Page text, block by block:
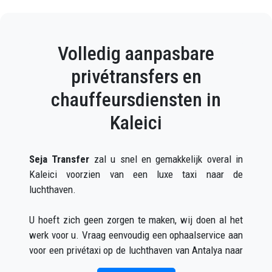
Termessos willen zien, die hier slechts 35 kilometer
vandaan ligt. u kunt het bereiken met uw auto of
privétransfer.
Antalya Kaleici-jachthaven
was de jachthaven een van de belangrijkste handels-
en handelshavens van de Middellandse Zee tijdens
de Byzantijnse periode. Nu worden er in de haven
buitenlandse toeristen. Je moet het proberen terwijl
je daar op een zonnige dag een boottocht maakt in
Antalya.
Volledig aanpasbare
privétransfers en
chauffeursdiensten in
Kaleici
Seja Transfer zal u snel en gemakkelijk overal in
Kaleici voorzien van een luxe taxi naar de
luchthaven.
U hoeft zich geen zorgen te maken, wij doen al het
werk voor u. Vraag eenvoudig een ophaalservice aan
voor een privétaxi op de luchthaven van Antalya naar
Kaleici (wat zowel online als telefonisch kan) en u